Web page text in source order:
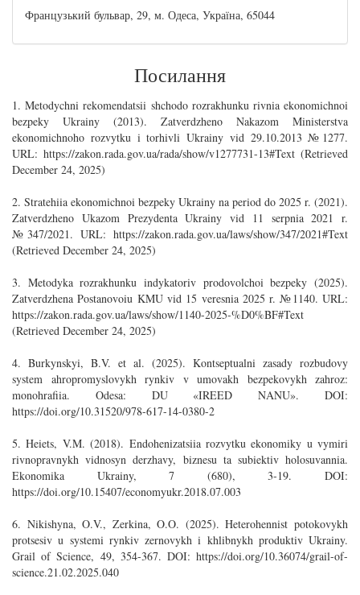
Французький бульвар, 29, м. Одеса, Україна, 65044
Посилання
1. Metodychni rekomendatsii shchodo rozrakhunku rivnia ekonomichnoi
bezpeky Ukrainy (2013). Zatverdzheno Nakazom Ministerstva
ekonomichnoho rozvytku i torhivli Ukrainy vid 29.10.2013 №1277.
URL: https://zakon.rada.gov.ua/rada/show/v1277731-13#Text (Retrieved
December 24, 2025)
2. Stratehiia ekonomichnoi bezpeky Ukrainy na period do 2025 r. (2021).
Zatverdzheno Ukazom Prezydenta Ukrainy vid 11 serpnia 2021 r.
№347/2021. URL: https://zakon.rada.gov.ua/laws/show/347/2021#Text
(Retrieved December 24, 2025)
3. Metodyka rozrakhunku indykatoriv prodovolchoi bezpeky (2025).
Zatverdzhena Postanovoiu KMU vid 15 veresnia 2025 r. №1140. URL:
https://zakon.rada.gov.ua/laws/show/1140-2025-%D0%BF#Text
(Retrieved December 24, 2025)
4. Burkynskyi, B.V. et al. (2025). Kontseptualni zasady rozbudovy
system ahropromyslovykh rynkiv v umovakh bezpekovykh zahroz:
monohrafiia. Odesa: DU «IREED NANU». DOI:
https://doi.org/10.31520/978-617-14-0380-2
5. Heiets, V.M. (2018). Endohenizatsiia rozvytku ekonomiky u vymiri
rivnopravnykh vidnosyn derzhavy, biznesu ta subiektiv holosuvannia.
Ekonomika Ukrainy, 7 (680), 3-19. DOI:
https://doi.org/10.15407/economyukr.2018.07.003
6. Nikishyna, O.V., Zerkina, O.O. (2025). Heterohennist potokovykh
protsesiv u systemi rynkiv zernovykh i khlibnykh produktiv Ukrainy.
Grail of Science, 49, 354-367. DOI: https://doi.org/10.36074/grail-of-
science.21.02.2025.040